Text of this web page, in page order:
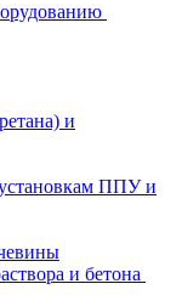
и
ППУ и
и бетона